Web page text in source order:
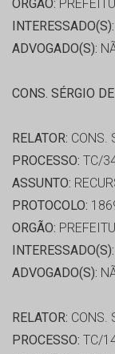
ORGÃO:
INTERESSADO(S):
ADVOGADO(S):
CONS. SÉRGIO
RELATOR: CONS.
PROCESSO: TC/
ASSUNTO:
PROTOCOLO:
ORGÃO:
INTERESSADO(S):
ADVOGADO(S):
RELATOR: CONS.
PROCESSO: TC/